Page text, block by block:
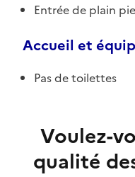
Entrée de plain
Accueil et
Pas de toilettes
Voulez-
qualité